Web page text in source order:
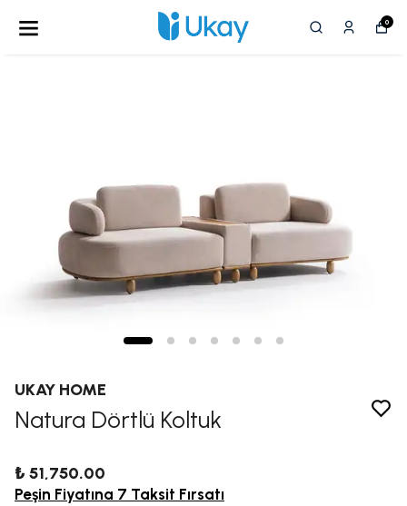
0
UKAY HOME
Natura Dörtlü Koltuk
₺ 51,750.00
Peşin Fiyatına 7 Taksit Fırsatı